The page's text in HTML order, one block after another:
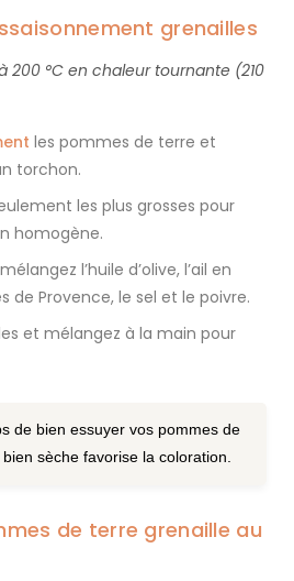
grenailles
200 °C en chaleur tournante (210
les pommes de terre et
torchon.
les plus grosses pour
homogène.
l’huile d’olive, l’ail en
de Provence, le sel et le poivre.
et mélangez à la main pour
de bien essuyer vos pommes de
sèche favorise la coloration.
de terre grenaille au